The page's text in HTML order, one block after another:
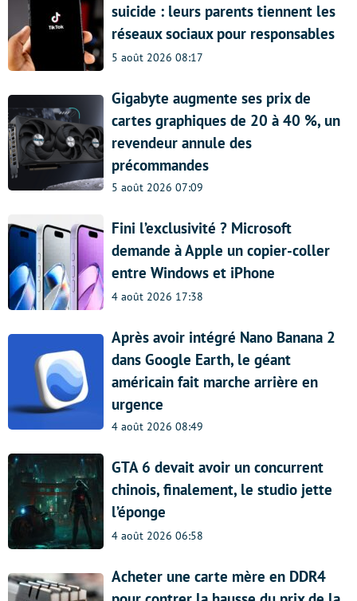
suicide : leurs parents tiennent les
réseaux sociaux pour responsables
5 août 2026 08:17
Gigabyte augmente ses prix de
cartes graphiques de 20 à 40 %, un
revendeur annule des
précommandes
5 août 2026 07:09
Fini l’exclusivité ? Microsoft
demande à Apple un copier-coller
entre Windows et iPhone
4 août 2026 17:38
Après avoir intégré Nano Banana 2
dans Google Earth, le géant
américain fait marche arrière en
urgence
4 août 2026 08:49
GTA 6 devait avoir un concurrent
chinois, finalement, le studio jette
l’éponge
4 août 2026 06:58
Acheter une carte mère en DDR4